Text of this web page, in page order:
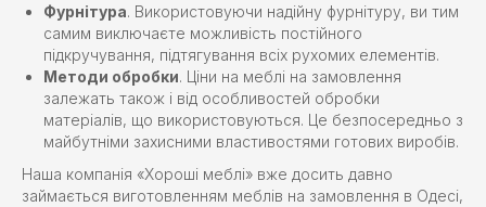
Фурнітура. Використовуючи надійну фурнітуру, ви тим
самим виключаєте можливість постійного
підкручування, підтягування всіх рухомих елементів.
Методи обробки. Ціни на меблі на замовлення
залежать також і від особливостей обробки
матеріалів, що використовуються. Це безпосередньо з
майбутніми захисними властивостями готових виробів.
Наша компанія «Хороші меблі» вже досить давно
займається виготовленням меблів на замовлення в Одесі,